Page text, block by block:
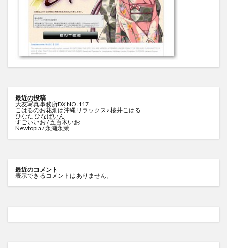
最近の投稿
大友写真事務所DX NO.117
こはるのお花畑は沖縄リラックス♪ 桜井こはる
ひなた ひなぱいん
すごいいお / 五百木いお
Newtopia / 永瀬永茉
最近のコメント
表示できるコメントはありません。